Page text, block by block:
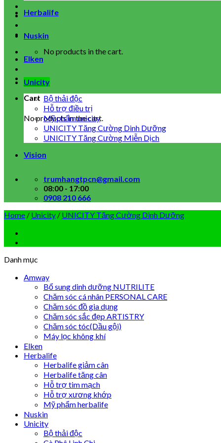
No products in the cart.
Cart
No products in the cart.
Herbalife
Nuskin
Elken
Unicity
Bộ thải độc
Hỗ trợ điều trị
Mỹ phẩm unicity
UNICITY Tăng Cường Dinh Dưỡng
UNICITY Tăng Cường Miễn Dịch
Vision
trumhangtpcn@gmail.com
08:00 - 17:00
0908 210 666
Home / Unicity / UNICITY Tăng Cường Dinh Dưỡng
Danh mục
Amway
Bổ sung dinh dưỡng NUTRILITE
Chăm sóc cá nhân PERSONAL CARE
Chăm sóc đồ gia dụng
Chăm sóc sắc đẹp ARTISTRY
Chăm sóc tóc(Dầu gội)
Máy lọc không khí
Elken
Herbalife
Herbalife giảm cân
Herbalife tăng cân
Hỗ trợ tim mạch
Hỗ trợ xương khớp
Mỹ phẩm herbalife
Nuskin
Unicity
Bộ thải độc